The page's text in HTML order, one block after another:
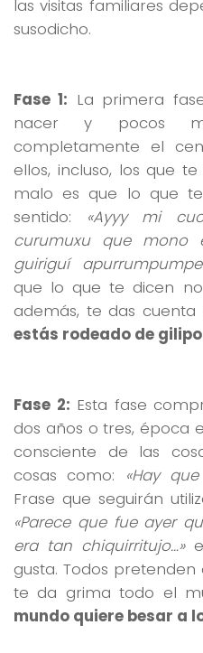
las visitas familiares
susodicho.
Fase 1: La primera
nacer y pocos
completamente el
ellos, incluso, los que
malo es que lo que
sentido: «Ayyy mi
curumuxu que mono
guiriguí
que lo que te dicen
además, te das cuenta
estás rodeado de
Fase 2: Esta fase
dos años o tres, época
consciente de las
cosas como:
«Hay
Frase que seguirán
«Parece que fue ayer
era tan chiquirritujo…»
gusta. Todos
te da grima todo el
mundo quiere besar a